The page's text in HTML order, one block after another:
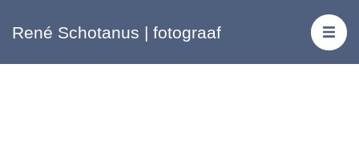
René Schotanus | fotograaf